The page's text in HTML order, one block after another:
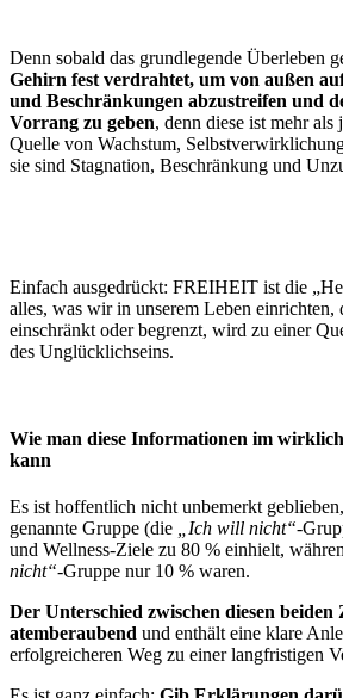
Denn sobald das grundlegende Überleben
Gehirn fest verdrahtet, um von außen
und Beschränkungen abzustreifen und
Vorrang zu geben, denn diese ist mehr als
Quelle von Wachstum,
sie sind Stagnation, Beschränkung und
Einfach ausgedrückt: FREIHEIT ist die
alles, was wir in unserem Leben einrichten,
einschränkt oder begrenzt, wird zu einer
des Unglücklichseins.
Wie man diese Informationen im
kann
Es ist hoffentlich nicht unbemerkt
genannte Gruppe (die
„Ich will nicht“-
und Wellness-Ziele zu 80 % einhielt,
nicht“-Gruppe nur 10 % waren.
Der Unterschied zwischen diesen
atemberaubend und enthält eine klare
erfolgreicheren Weg zu einer langfristigen